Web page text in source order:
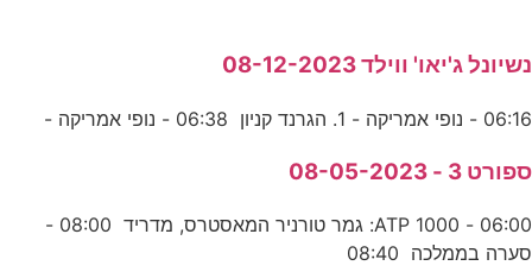
נשיונל ג'יאו' ווילד 08-12-2023
06:16 - נופי אמריקה - 1. הגרנד קניון 06:38 - נופי אמריקה -
ספורט 3 - 08-05-2023
06:00 - ATP 1000: גמר טורניר המאסטרס, מדריד 08:00 -
סערה בממלכה 08:40